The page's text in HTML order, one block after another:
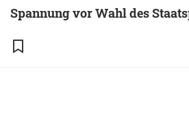
Spannung vor Wahl des